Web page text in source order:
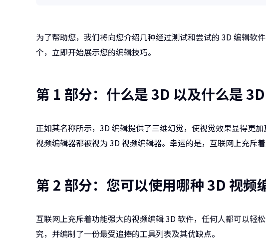
为了帮助您，我们将向您介绍几种经过测试和尝试的 3D 编辑软
个，立即开始展示您的编辑技巧。
第 1 部分：什么是 3D 以及什么是 3D
正如其名称所示，3D 编辑提供了三维幻觉，使视觉效果显得更
视频编辑器都被视为 3D 视频编辑器。幸运的是，互联网上充斥着
第 2 部分：您可以使用哪种 3D 视频
互联网上充斥着功能强大的视频编辑 3D 软件，任何人都可以轻
究，并编制了一份最受追捧的工具列表及其优缺点。